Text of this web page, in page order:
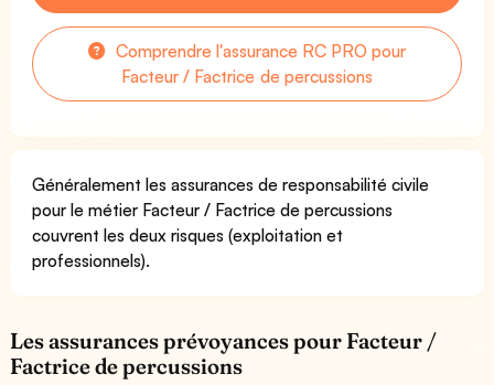
Comprendre l'assurance RC PRO pour
Facteur / Factrice de percussions
Généralement les assurances de responsabilité civile
pour le métier Facteur / Factrice de percussions
couvrent les deux risques (exploitation et
professionnels).
Les assurances prévoyances pour Facteur /
Factrice de percussions